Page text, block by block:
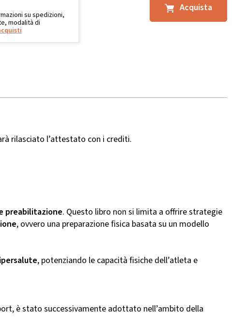
Acquista
su spedizioni,
modalità di
rilasciato l’attestato con i crediti.
preabilitazione. Questo libro non si limita a offrire strategie
, ovvero una preparazione fisica basata su un modello
, potenziando le capacità fisiche dell’atleta e
è stato successivamente adottato nell’ambito della